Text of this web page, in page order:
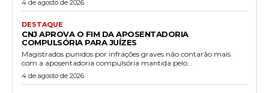
4 de agosto de 2026
DESTAQUE
CNJ APROVA O FIM DA APOSENTADORIA
COMPULSÓRIA PARA JUÍZES
Magistrados punidos por infrações graves não contarão mais
com a aposentadoria compulsória mantida pelo...
4 de agosto de 2026